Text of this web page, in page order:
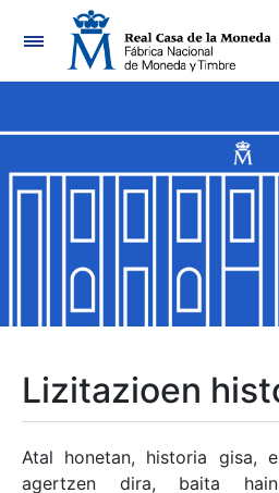
Nabigazioa
Erakutsi/Ezkutatu
Erakutsi/Ezkutatu
Erakutsi/Ezkutatu
Erakutsi/Ezkutatu
Lizitazioen
Atal honetan, historia gisa,
agertzen dira, baita